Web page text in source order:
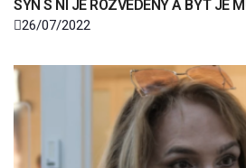
SYN S NÍ JE ROZVEDENÝ A BYT JE
26/07/2022